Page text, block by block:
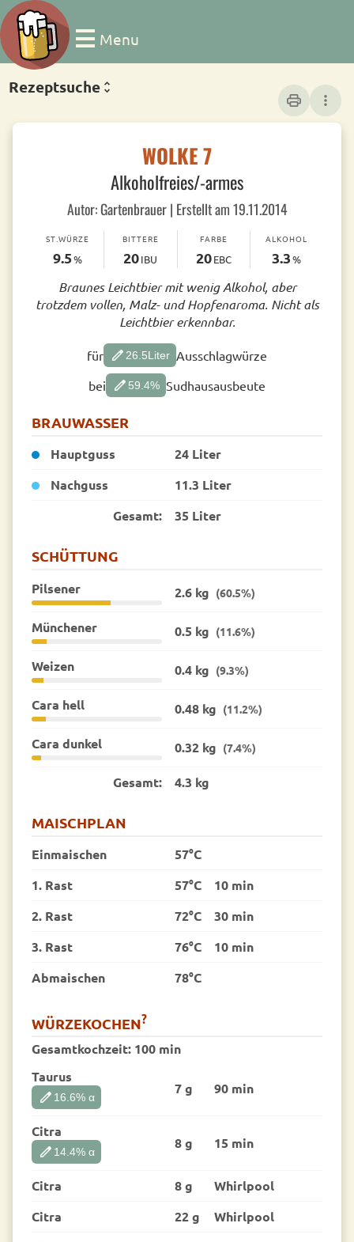
Menu
Rezeptsuche
print more_vert
WOLKE 7
Alkoholfreies/-armes
Autor: Gartenbrauer | Erstellt am 19.11.2014
ST.WÜRZE
9.5%
BITTERE
20IBU
FARBE
20EBC
ALKOHOL
3.3%
Braunes Leichtbier mit wenig Alkohol, aber
trotzdem vollen, Malz- und Hopfenaroma. Nicht als
Leichtbier erkennbar.
für edit 26.5Liter Ausschlagwürze
bei edit 59.4% Sudhausausbeute
BRAUWASSER
Hauptguss
24 Liter
Nachguss
11.3 Liter
Gesamt:
35 Liter
SCHÜTTUNG
Pilsener 2.6 kg (60.5%)
Münchener 0.5 kg (11.6%)
Weizen 0.4 kg (9.3%)
Cara hell 0.48 kg (11.2%)
Cara dunkel 0.32 kg (7.4%)
Gesamt: 4.3 kg
MAISCHPLAN
Einmaischen
57°C
1. Rast
57°C
10 min
2. Rast
72°C
30 min
3. Rast
76°C
10 min
Abmaischen
78°C
WÜRZEKOCHEN?
Gesamtkochzeit: 100 min
Taurus
edit 16.6% α
7 g 90 min
Citra
edit 14.4% α
8 g 15 min
Citra 8 g
Whirlpool
Citra
22 g Whirlpool